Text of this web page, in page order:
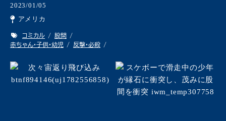
2023/01/05
アメリカ
コミカル
股間
赤ちゃん・子供・幼児
反撃・必殺